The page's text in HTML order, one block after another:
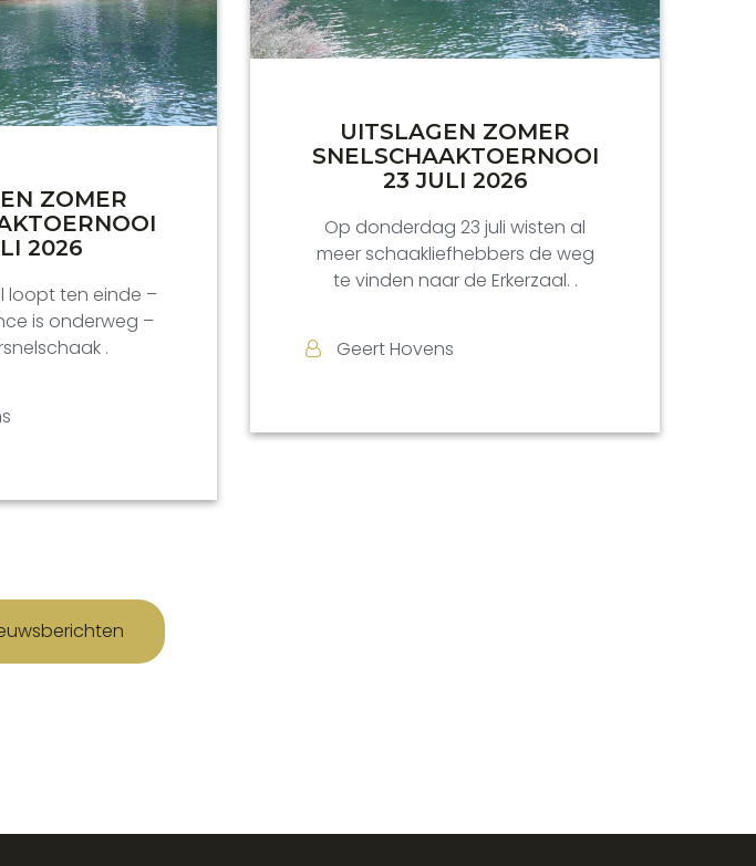
UITSLAGEN ZOMER
SNELSCHAAKTOERNOOI
23 JULI 2026
Op donderdag 23 juli wisten al
meer schaakliefhebbers de weg
te vinden naar de Erkerzaal. .
Geert Hovens
ZOMER
2026
loopt ten einde –
is onderweg –
.